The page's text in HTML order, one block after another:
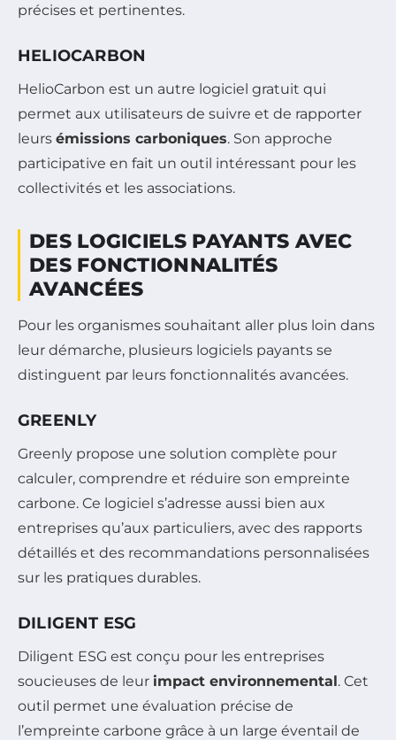
précises et pertinentes.
HELIOCARBON
HelioCarbon est un autre logiciel gratuit qui
permet aux utilisateurs de suivre et de rapporter
leurs émissions carboniques. Son approche
participative en fait un outil intéressant pour les
collectivités et les associations.
DES LOGICIELS PAYANTS AVEC
DES FONCTIONNALITÉS
AVANCÉES
Pour les organismes souhaitant aller plus loin dans
leur démarche, plusieurs logiciels payants se
distinguent par leurs fonctionnalités avancées.
GREENLY
Greenly propose une solution complète pour
calculer, comprendre et réduire son empreinte
carbone. Ce logiciel s’adresse aussi bien aux
entreprises qu’aux particuliers, avec des rapports
détaillés et des recommandations personnalisées
sur les pratiques durables.
DILIGENT ESG
Diligent ESG est conçu pour les entreprises
soucieuses de leur impact environnemental. Cet
outil permet une évaluation précise de
l’empreinte carbone grâce à un large éventail de